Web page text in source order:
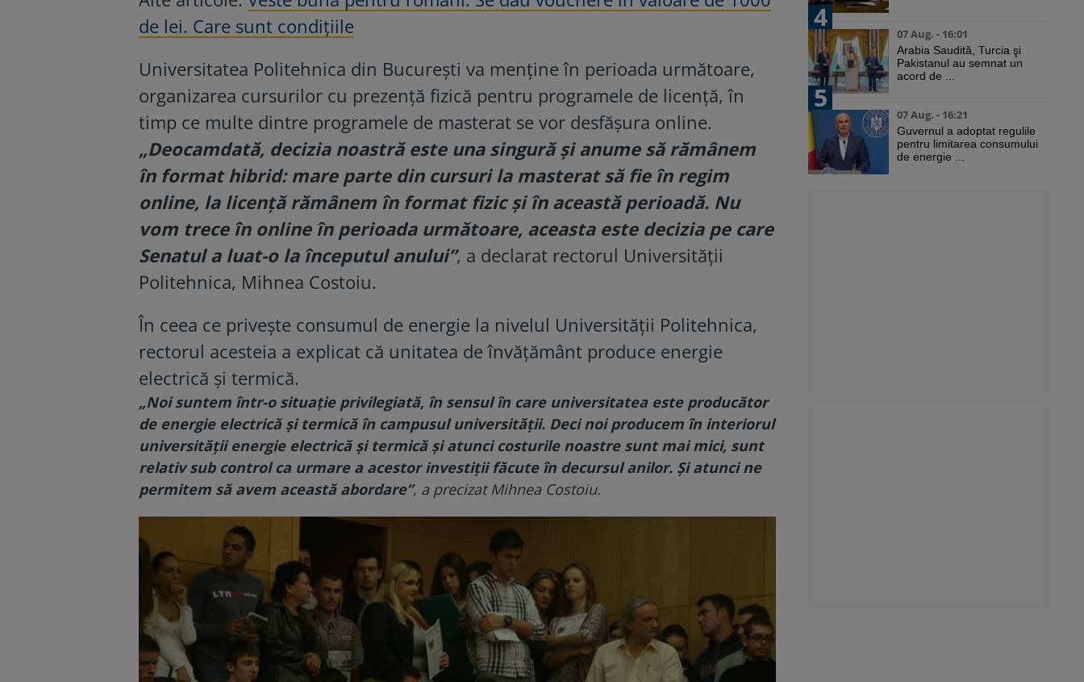
de lei. Care sunt condiţiile
Universitatea Politehnica din Bucureşti va menţine în perioada următoare,
organizarea cursurilor cu prezenţă fizică pentru programele de licenţă, în
timp ce multe dintre programele de masterat se vor desfăşura online.
„Deocamdată, decizia noastră este una singură şi anume să rămânem
în format hibrid: mare parte din cursuri la masterat să fie în regim
online, la licenţă rămânem în format fizic şi în această perioadă. Nu
vom trece în online în perioada următoare, aceasta este decizia pe care
Senatul a luat-o la începutul anului”, a declarat rectorul Universităţii
Politehnica, Mihnea Costoiu.
În ceea ce priveşte consumul de energie la nivelul Universităţii Politehnica,
rectorul acesteia a explicat că unitatea de învăţământ produce energie
electrică şi termică.
„Noi suntem într-o situaţie privilegiată, în sensul în care universitatea este producător
de energie electrică şi termică în campusul universităţii. Deci noi producem în interiorul
universităţii energie electrică şi termică şi atunci costurile noastre sunt mai mici, sunt
relativ sub control ca urmare a acestor investiţii făcute în decursul anilor. Şi atunci ne
permitem să avem această abordare”, a precizat Mihnea Costoiu.
4
07 Aug. - 16:01
Arabia Saudită, Turcia şi
Pakistanul au semnat un
acord de ...
5
07 Aug. - 16:21
Guvernul a adoptat regulile
pentru limitarea consumului
de energie ...